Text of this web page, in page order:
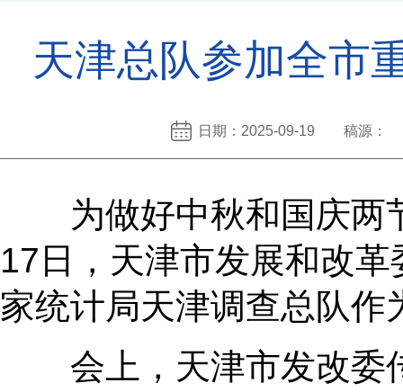
天津总队参加全市
日期：2025-09-19 稿源：
为做好中秋和国庆两
17日，天津市发展和改
家统计局天津调查总队
会上，天津市发改委传